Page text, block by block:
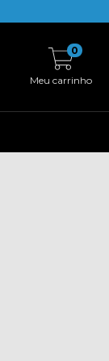
Meu carrinho
0